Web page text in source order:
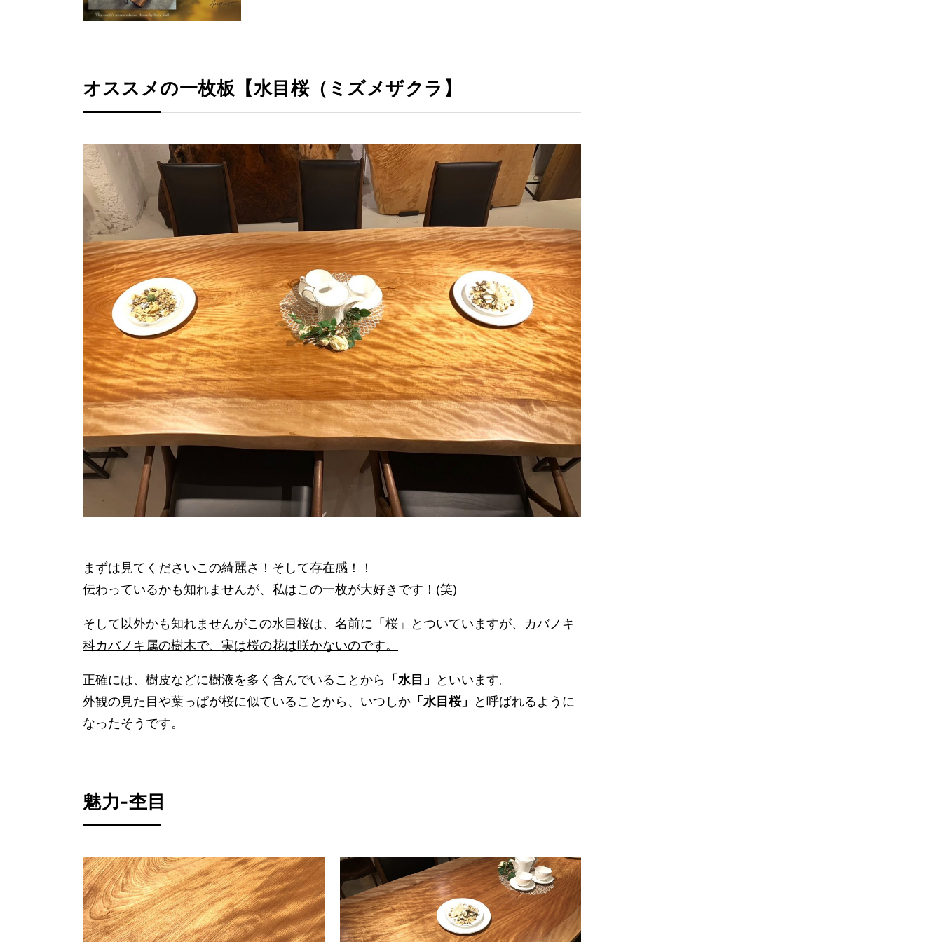
オススメの一枚板【水目桜（ミズメザクラ】
まずは見てくださいこの綺麗さ！そして存在感！！
伝わっているかも知れませんが、私はこの一枚が大好きです！(笑)
そして以外かも知れませんがこの水目桜は、 名前に「桜」とついていますが、カバノキ
科カバノキ属の樹木で、実は桜の花は咲かないのです。
正確には、樹皮などに樹液を多く含んでいることから 「水目」
といいます。
外観の見た目や葉っぱが桜に似ていることから、いつしか 「水目桜」
と呼ばれるように
なったそうです。
魅力-杢目